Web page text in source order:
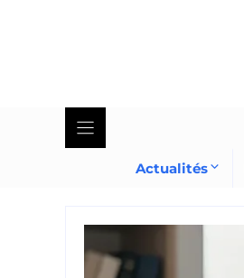
Actualités